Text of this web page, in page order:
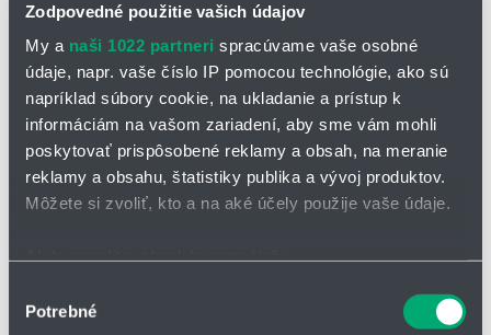
Zodpovedné použitie vašich údajov
My a naši 1022 partneri spracúvame vaše osobné
údaje, napr. vaše číslo IP pomocou technológie, ako sú
napríklad súbory cookie, na ukladanie a prístup k
informáciám na vašom zariadení, aby sme vám mohli
poskytovať prispôsobené reklamy a obsah, na meranie
reklamy a obsahu, štatistiky publika a vývoj produktov.
Môžete si zvoliť, kto a na aké účely použije vaše údaje.
polohe s presnosťou na niekoľko metrov
súhlasu
Potrebné
E- polo-ponorné čerpadlá
Čerpadlá SEEPEX skupiny E - polo-ponorné čerpadlá sa používajú
na vyprázdňovanie kontajnerov, bazénov a sudov. Čerpajú
abrazívne alebo korozívne výrobky s nízkou až vysokou viskozitou.
Navrhnuté podľa potrieb zákazníka a v požadovanej veľkosti, sú
ľahko udržiavané a majú nízke prevádzkové náklady. E polo-
ponorné čerpadlá sú nákladovo efektívne riešenie v porovnaní s